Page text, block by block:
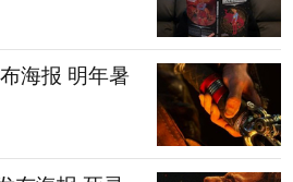
海报 明年暑